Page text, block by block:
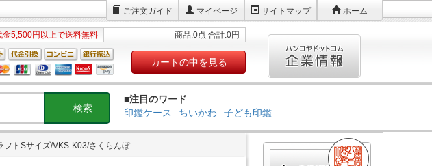
ご注文ガイド マイページ サイトマップ ホーム
金5,500円以上で送料無料 商品:0点 合計:0円
カートの中を見る
■注目のワード
印鑑ケース
ちいかわ 子ども印鑑
フトSサイズ/VKS-K03/さくらんぼ